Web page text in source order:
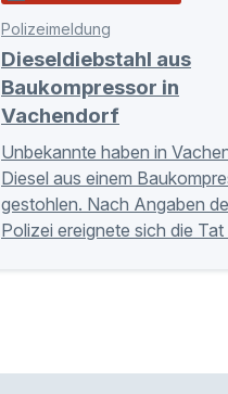
Polizeimeldung
Dieseldiebstahl aus
Baukompressor in
Vachendorf
Unbekannte haben in
Diesel aus einem
gestohlen. Nach Angaben
Polizei ereignete sich die